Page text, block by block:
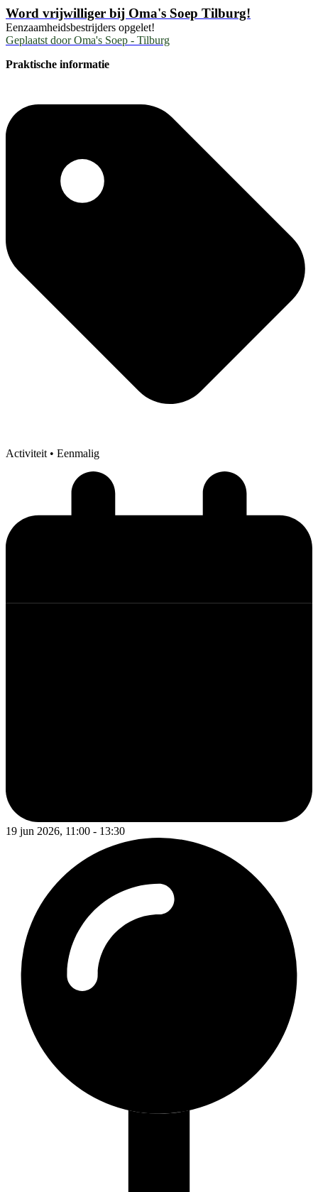
Word vrijwilliger bij Oma's Soep Tilburg!
Eenzaamheidsbestrijders opgelet!
Geplaatst door Oma's Soep - Tilburg
Praktische informatie
Activiteit • Eenmalig
19 jun 2026, 11:00 - 13:30